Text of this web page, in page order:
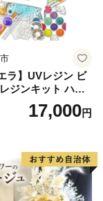
ラ】UVレジン ビ
ジンキット ハン
ジンクラフト ア
キット 手作り セ
17,000円